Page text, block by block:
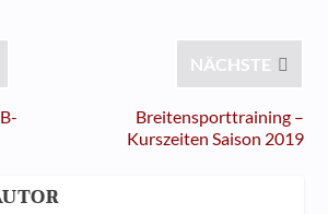
NÄCHSTE
Breitensporttraining –
Kurszeiten Saison 2019